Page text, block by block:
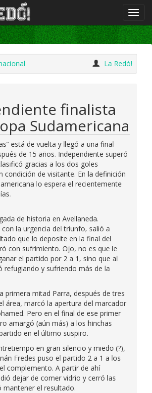
La Redó!
finalista
Sudamericana
está de vuelta y llegó a una final
de 15 años. Independiente superó
gracias a los dos goles
condición de visitante. En la definición
lo espera el recientemente
de historia en Avellaneda.
la urgencia del triunfo, salió a
que lo deposite en la final del
con sufrimiento. Ojo, no es que le
el partido por 2 a 1, sino que al
refugiando y sufriendo más de la
primera mitad Parra, después de tres
área, marcó la apertura del marcador
Pero en el final de ese primer
amargó (aún más) a los hinchas
en el último suspiro.
en gran silencio y miedo (?),
Fredes puso el partido 2 a 1 a los
complemento. A partir de ahí
dejar de comer vidrio y cerró las
mantener el resultado.